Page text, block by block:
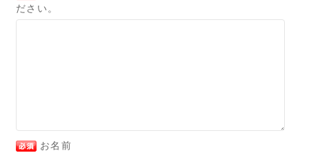
ださい。
お名前